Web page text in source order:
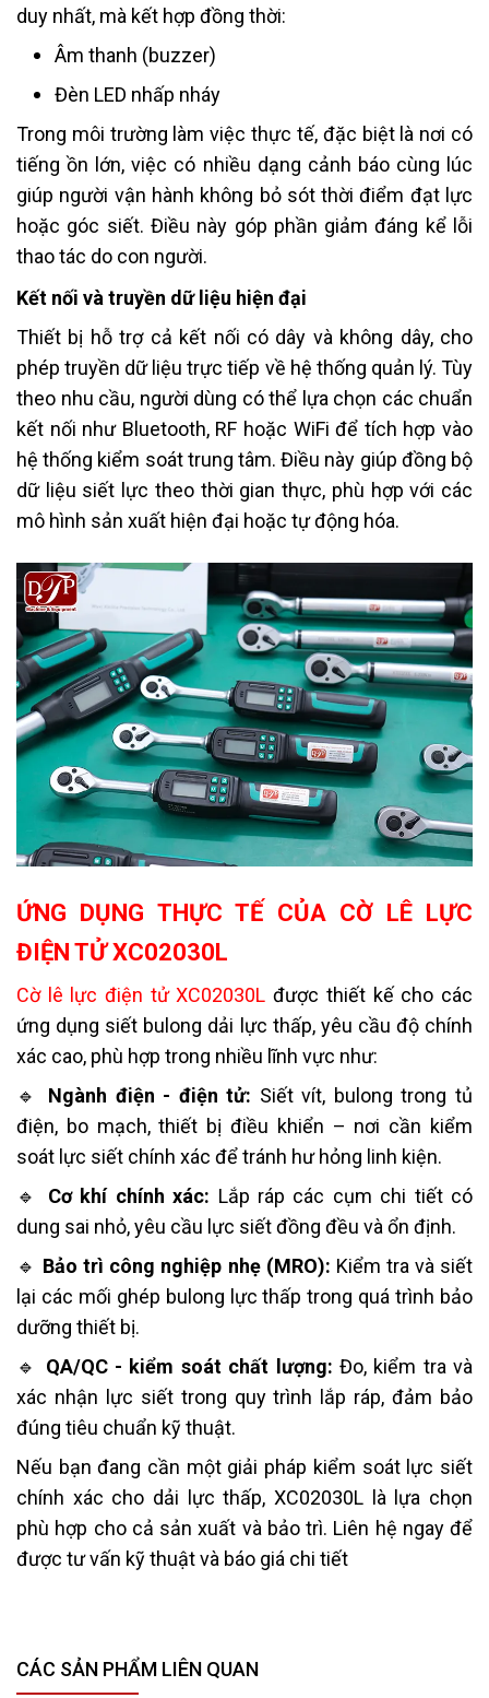
duy nhất, mà kết hợp đồng thời:
Âm thanh (buzzer)
Đèn LED nhấp nháy
Trong môi trường làm việc thực tế, đặc biệt là nơi có
tiếng ồn lớn, việc có nhiều dạng cảnh báo cùng lúc
giúp người vận hành không bỏ sót thời điểm đạt lực
hoặc góc siết. Điều này góp phần giảm đáng kể lỗi
thao tác do con người.
Kết nối và truyền dữ liệu hiện đại
Thiết bị hỗ trợ cả kết nối có dây và không dây, cho
phép truyền dữ liệu trực tiếp về hệ thống quản lý. Tùy
theo nhu cầu, người dùng có thể lựa chọn các chuẩn
kết nối như Bluetooth, RF hoặc WiFi để tích hợp vào
hệ thống kiểm soát trung tâm. Điều này giúp đồng bộ
dữ liệu siết lực theo thời gian thực, phù hợp với các
mô hình sản xuất hiện đại hoặc tự động hóa.
ỨNG DỤNG THỰC TẾ CỦA CỜ LÊ LỰC
ĐIỆN TỬ XC02030L
Cờ lê lực điện tử XC02030L được thiết kế cho các
ứng dụng siết bulong dải lực thấp, yêu cầu độ chính
xác cao, phù hợp trong nhiều lĩnh vực như:
🔹 Ngành điện - điện tử: Siết vít, bulong trong tủ
điện, bo mạch, thiết bị điều khiển – nơi cần kiểm
soát lực siết chính xác để tránh hư hỏng linh kiện.
🔹 Cơ khí chính xác: Lắp ráp các cụm chi tiết có
dung sai nhỏ, yêu cầu lực siết đồng đều và ổn định.
🔹 Bảo trì công nghiệp nhẹ (MRO): Kiểm tra và siết
lại các mối ghép bulong lực thấp trong quá trình bảo
dưỡng thiết bị.
🔹 QA/QC - kiểm soát chất lượng: Đo, kiểm tra và
xác nhận lực siết trong quy trình lắp ráp, đảm bảo
đúng tiêu chuẩn kỹ thuật.
Nếu bạn đang cần một giải pháp kiểm soát lực siết
chính xác cho dải lực thấp, XC02030L là lựa chọn
phù hợp cho cả sản xuất và bảo trì. Liên hệ ngay để
được tư vấn kỹ thuật và báo giá chi tiết
CÁC SẢN PHẨM LIÊN QUAN